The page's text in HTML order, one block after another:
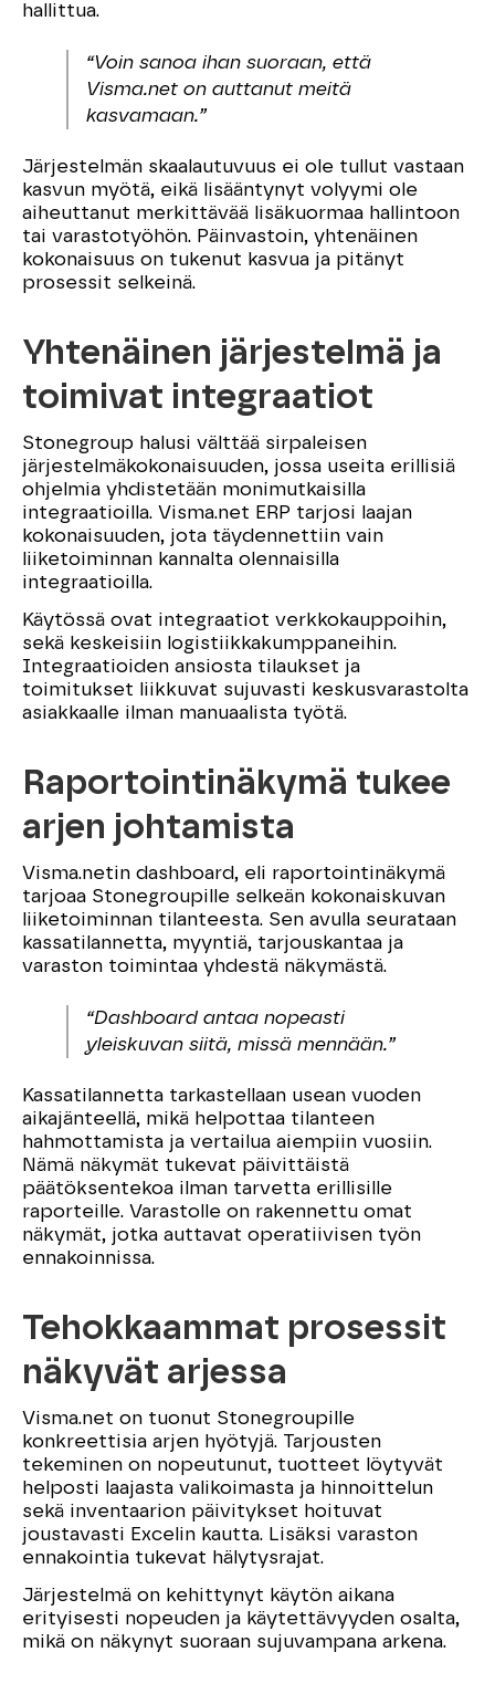
hallittua.
“Voin sanoa ihan suoraan, että
Visma.net on auttanut meitä
kasvamaan.”
Järjestelmän skaalautuvuus ei ole tullut vastaan
kasvun myötä, eikä lisääntynyt volyymi ole
aiheuttanut merkittävää lisäkuormaa hallintoon
tai varastotyöhön. Päinvastoin, yhtenäinen
kokonaisuus on tukenut kasvua ja pitänyt
prosessit selkeinä.
Yhtenäinen järjestelmä ja
toimivat integraatiot
Stonegroup halusi välttää sirpaleisen
järjestelmäkokonaisuuden, jossa useita erillisiä
ohjelmia yhdistetään monimutkaisilla
integraatioilla. Visma.net ERP tarjosi laajan
kokonaisuuden, jota täydennettiin vain
liiketoiminnan kannalta olennaisilla
integraatioilla.
Käytössä ovat integraatiot verkkokauppoihin,
sekä keskeisiin logistiikkakumppaneihin.
Integraatioiden ansiosta tilaukset ja
toimitukset liikkuvat sujuvasti keskusvarastolta
asiakkaalle ilman manuaalista työtä.
Raportointinäkymä tukee
arjen johtamista
Visma.netin dashboard, eli raportointinäkymä
tarjoaa Stonegroupille selkeän kokonaiskuvan
liiketoiminnan tilanteesta. Sen avulla seurataan
kassatilannetta, myyntiä, tarjouskantaa ja
varaston toimintaa yhdestä näkymästä.
“Dashboard antaa nopeasti
yleiskuvan siitä, missä mennään.”
Kassatilannetta tarkastellaan usean vuoden
aikajänteellä, mikä helpottaa tilanteen
hahmottamista ja vertailua aiempiin vuosiin.
Nämä näkymät tukevat päivittäistä
päätöksentekoa ilman tarvetta erillisille
raporteille. Varastolle on rakennettu omat
näkymät, jotka auttavat operatiivisen työn
ennakoinnissa.
Tehokkaammat prosessit
näkyvät arjessa
Visma.net on tuonut Stonegroupille
konkreettisia arjen hyötyjä. Tarjousten
tekeminen on nopeutunut, tuotteet löytyvät
helposti laajasta valikoimasta ja hinnoittelun
sekä inventaarion päivitykset hoituvat
joustavasti Excelin kautta. Lisäksi varaston
ennakointia tukevat hälytysrajat.
Järjestelmä on kehittynyt käytön aikana
erityisesti nopeuden ja käytettävyyden osalta,
mikä on näkynyt suoraan sujuvampana arkena.